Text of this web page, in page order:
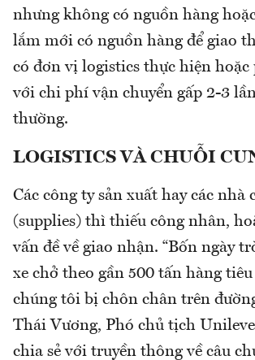
nhưng không có nguồn hàng
lắm mới có nguồn hàng để giao
có đơn vị logistics thực hiện
với chi phí vận chuyển gấp 2-3
thường.
LOGISTICS VÀ CHUỖI
Các công ty sản xuất hay các nhà
(supplies) thì thiếu công nhân,
vấn đề về giao nhận. “Bốn ngày
xe chở theo gần 500 tấn hàng
chúng tôi bị chôn chân trên
Thái Vương, Phó chủ tịch
chia sẻ với truyền thông về câu